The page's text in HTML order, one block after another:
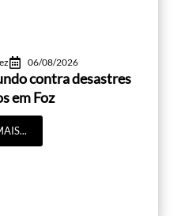
06/08/2026
contra desastres
em Foz